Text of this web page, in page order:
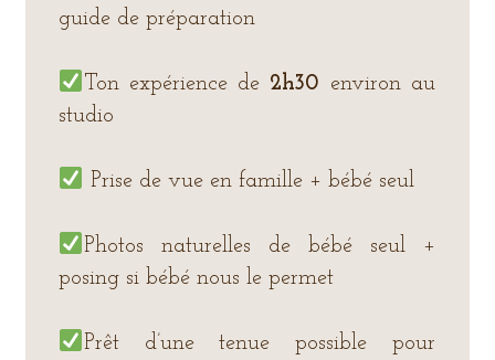
guide de préparation
Ton expérience de 2h30 environ au
studio
Prise de vue en famille + bébé seul
Photos naturelles de bébé seul +
posing si bébé nous le permet
Prêt d’une tenue possible pour